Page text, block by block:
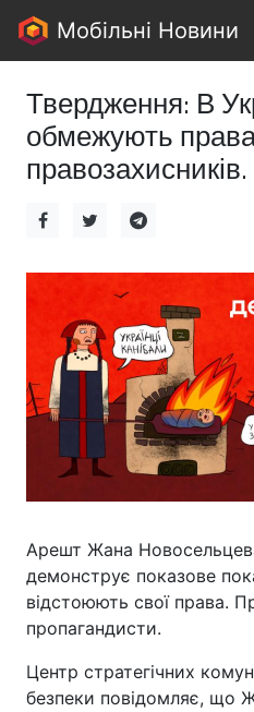
Мобільні Новини
Твердження: В
обмежують
правозахисників.
Арешт Жана Новосельцева
демонструє показове
відстоюють свої права.
пропагандисти.
Центр стратегічних
безпеки повідомляє, що